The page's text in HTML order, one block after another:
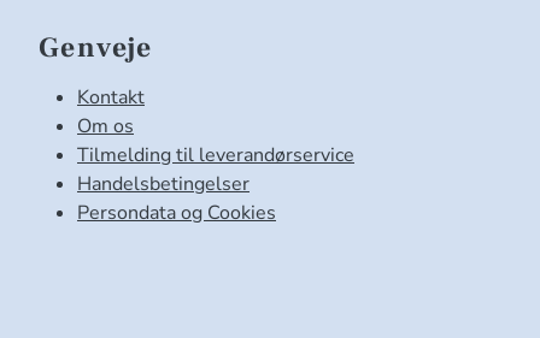
Genveje
Kontakt
Om os
Tilmelding til leverandørservice
Handelsbetingelser
Persondata og Cookies